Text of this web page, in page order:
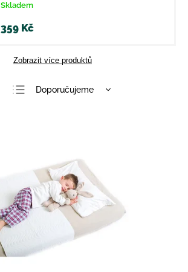
Skladem
359 Kč
Zobrazit více produktů
Doporučujeme
Abecedně